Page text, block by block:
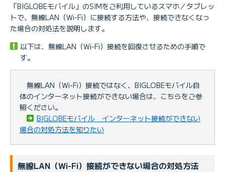
「BIGLOBEモバイル」のSIMをご利用しているスマホ／タブレッ
トで、無線LAN（Wi-Fi）に接続する方法や、接続できなくなっ
た場合の対処法を説明します。
以下は、無線LAN（Wi-Fi）接続を回復させるための手順で
す。
無線LAN（Wi-Fi）接続ではなく、BIGLOBEモバイル自
体のインターネット接続ができない場合は、こちらをご参
照ください。
BIGLOBEモバイル インターネット接続ができない
場合の対処方法を知りたい
無線LAN（Wi-Fi）接続ができない場合の対処方法